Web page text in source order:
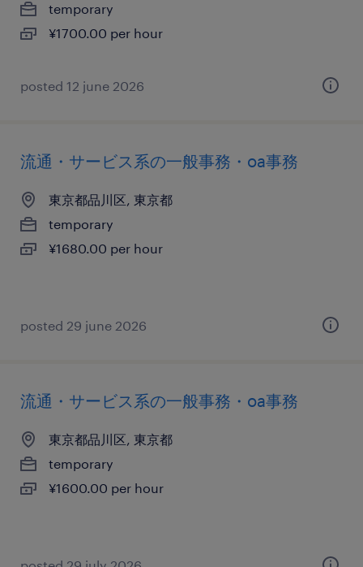
temporary
¥1700.00 per hour
posted 12 june 2026
流通・サービス系の一般事務・oa事務
東京都品川区, 東京都
temporary
¥1680.00 per hour
posted 29 june 2026
流通・サービス系の一般事務・oa事務
東京都品川区, 東京都
temporary
¥1600.00 per hour